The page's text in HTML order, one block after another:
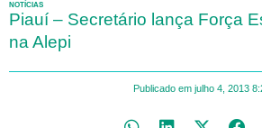
NOTÍCIAS
Piauí – Secretário lança Força
na Alepi
Publicado em julho 4, 2013